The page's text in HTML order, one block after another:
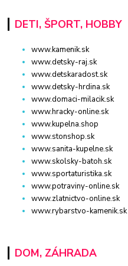
DETI, ŠPORT, HOBBY
www.kamenik.sk
www.detsky-raj.sk
www.detskaradost.sk
www.detsky-hrdina.sk
www.domaci-milacik.sk
www.hracky-online.sk
www.kupelna.shop
www.stonshop.sk
www.sanita-kupelne.sk
www.skolsky-batoh.sk
www.sportaturistika.sk
www.potraviny-online.sk
www.zlatnictvo-online.sk
www.rybarstvo-kamenik.sk
DOM, ZÁHRADA